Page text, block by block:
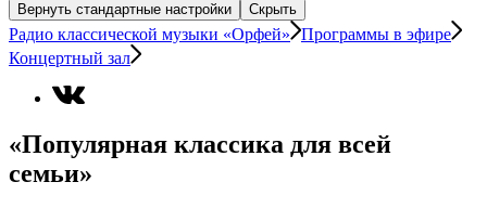
Вернуть стандартные настройки
Скрыть
Радио классической музыки «Орфей»
Программы в эфире
Концертный зал
«Популярная классика для всей
семьи»